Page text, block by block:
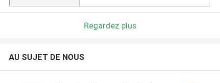
Regardez plus
AU SUJET DE NOUS